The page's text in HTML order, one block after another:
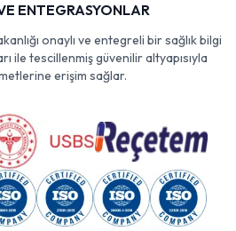
ENTEGRASYONLAR
onaylı ve entegreli bir sağlık bilgi
ile tescillenmiş güvenilir altyapısıyla
erişim sağlar.